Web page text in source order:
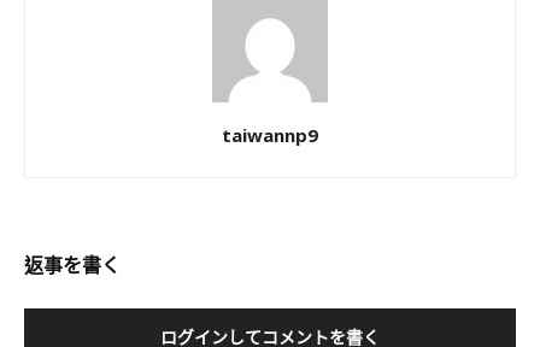
taiwannp9
返事を書く
ログインしてコメントを書く